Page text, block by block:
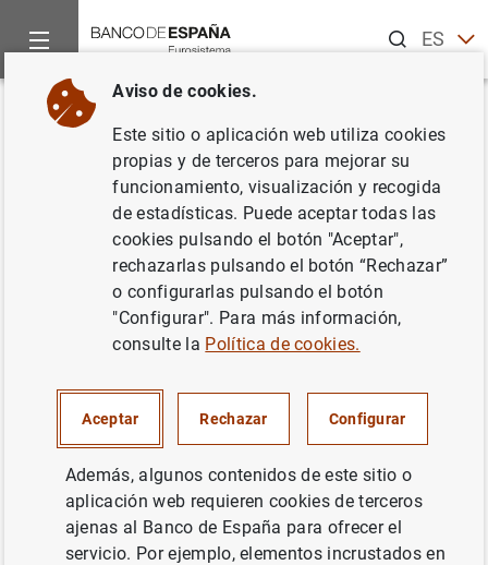
ESEN
Inicio Publicaciones
Volver
Policy spillovers and synergies
in a monetary union
Autor: Óscar Arce,Samuel Hurtadoy
Thomas
REFORMAS ESTRUCTURALES
POLÍTICA MONETARIA
Aviso de cookies.
Este sitio o aplicación web utiliza cookies
propias y de terceros para mejorar su
funcionamiento, visualización y recogida
de estadísticas. Puede aceptar todas las
cookies pulsando el botón "Aceptar",
rechazarlas pulsando el botón “Rechazar”
o configurarlas pulsando el botón
"Configurar". Para más información,
consulte la Política de cookies.
Aceptar Rechazar Configurar
Además, algunos contenidos de este sitio o
aplicación web requieren cookies de terceros
ajenas al Banco de España para ofrecer el
servicio. Por ejemplo, elementos incrustados en